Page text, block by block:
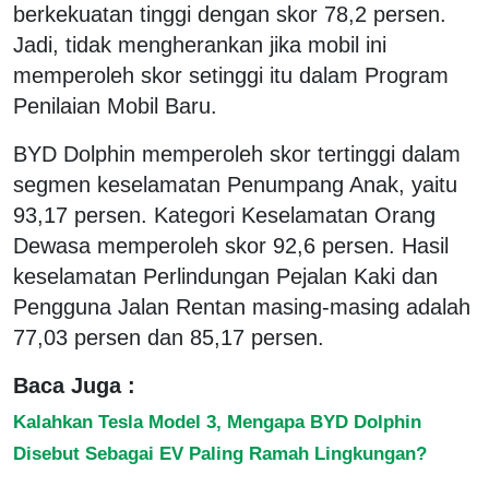
berkekuatan tinggi dengan skor 78,2 persen.
Jadi, tidak mengherankan jika mobil ini
memperoleh skor setinggi itu dalam Program
Penilaian Mobil Baru.
BYD Dolphin memperoleh skor tertinggi dalam
segmen keselamatan Penumpang Anak, yaitu
93,17 persen. Kategori Keselamatan Orang
Dewasa memperoleh skor 92,6 persen. Hasil
keselamatan Perlindungan Pejalan Kaki dan
Pengguna Jalan Rentan masing-masing adalah
77,03 persen dan 85,17 persen.
Baca Juga :
Kalahkan Tesla Model 3, Mengapa BYD Dolphin
Disebut Sebagai EV Paling Ramah Lingkungan?